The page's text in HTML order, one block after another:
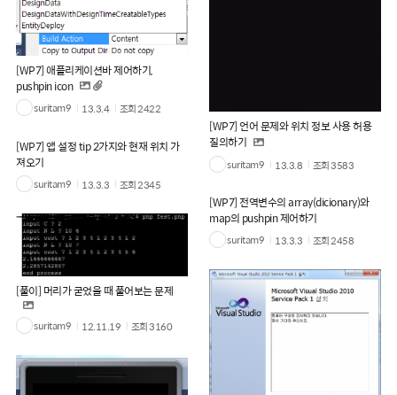
[WP7] 언어 문제와 위치 정보 사용 허용
질의하기
suritam9 13.3.8 조회3583
[WP7] 애플리케이션바 제어하기,
pushpin icon
suritam9 13.3.4 조회2422
[WP7] 앱 설정 tip 2가지와 현재 위치 가
져오기
suritam9 13.3.3 조회2345
[WP7] 전역변수의 array(dicionary)와
map의 pushpin 제어하기
suritam9 13.3.3 조회2458
[풀이] 머리가 굳었을 때 풀어보는 문제
suritam9 12.11.19 조회3160